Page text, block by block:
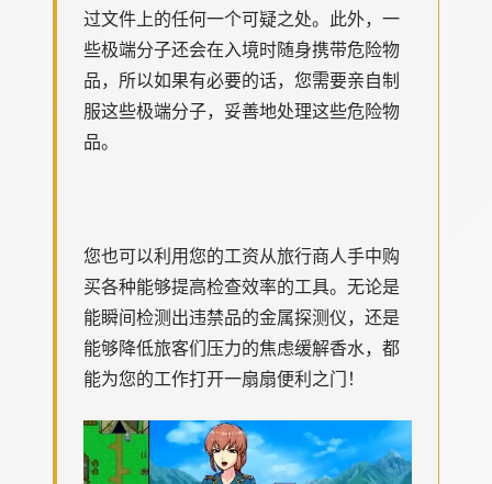
过文件上的任何一个可疑之处。此外，一
些极端分子还会在入境时随身携带危险物
品，所以如果有必要的话，您需要亲自制
服这些极端分子，妥善地处理这些危险物
品。
您也可以利用您的工资从旅行商人手中购
买各种能够提高检查效率的工具。无论是
能瞬间检测出违禁品的金属探测仪，还是
能够降低旅客们压力的焦虑缓解香水，都
能为您的工作打开一扇扇便利之门！